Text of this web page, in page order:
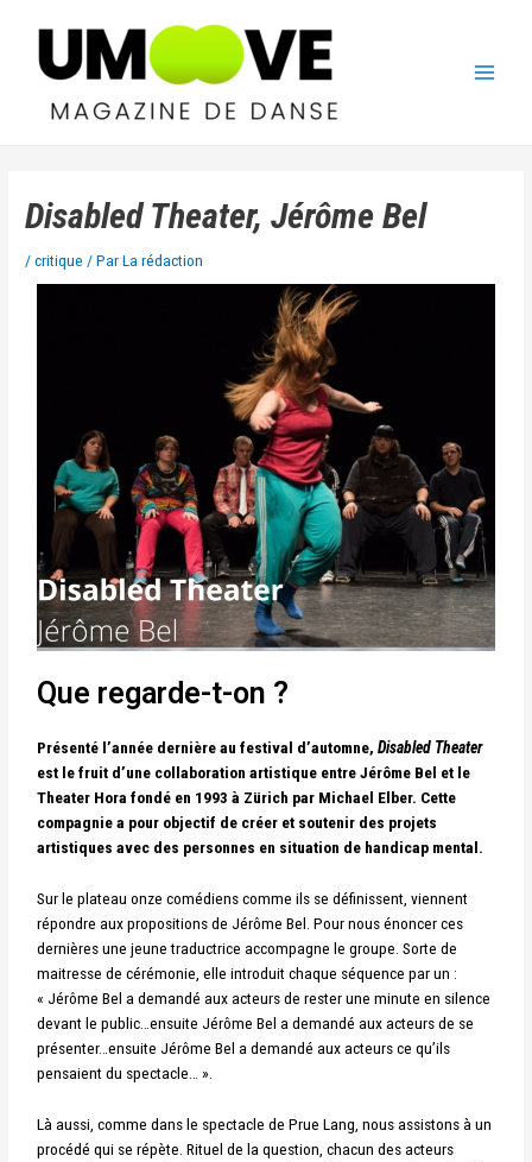
Disabled Theater, Jérôme Bel
/critique / ParLa rédaction
Que regarde-t-on ?
Présenté l’année dernière au festival d’automne,Disabled Theater
est le fruit d’une collaboration artistique entre Jérôme Bel et le
Theater Hora fondé en 1993 à Zürich par Michael Elber. Cette
compagnie a pour objectif de créer et soutenir des projets
artistiques avec des personnes en situation de handicap mental.
Sur le plateau onze comédiens comme ils se définissent, viennent
répondre aux propositions de Jérôme Bel. Pour nous énoncer ces
dernières une jeune traductrice accompagne le groupe. Sorte de
maitresse de cérémonie, elle introduit chaque séquence par un :
« Jérôme Bel a demandé aux acteurs de rester une minute en silence
devant le public…ensuite Jérôme Bel a demandé aux acteurs de se
présenter…ensuite Jérôme Bel a demandé aux acteurs ce qu’ils
pensaient du spectacle… ».
Là aussi, comme dans le spectacle de Prue Lang, nous assistons à un
procédé qui se répète. Rituel de la question, chacun des acteurs